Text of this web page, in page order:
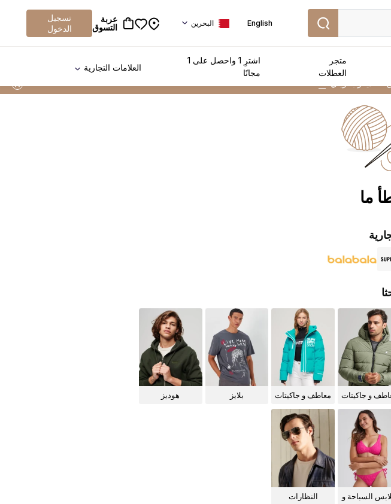
English البحرين
عربة
التسوق
تسجيل
الدخول
متجر
العطلات
اشترِ 1 واحصل على 1
مجانًا
العلامات التجارية
ما
و جاكيتات
معاطف و جاكيتات
بلايز هوديز
السباحة و
النظارات